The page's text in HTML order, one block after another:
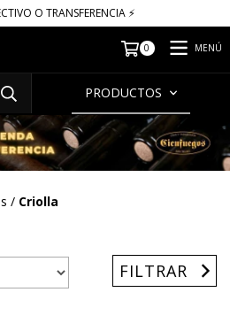
O TRANSFERENCIA ⚡​
0 MENÚ
PRODUCTOS
/ Criolla
FILTRAR